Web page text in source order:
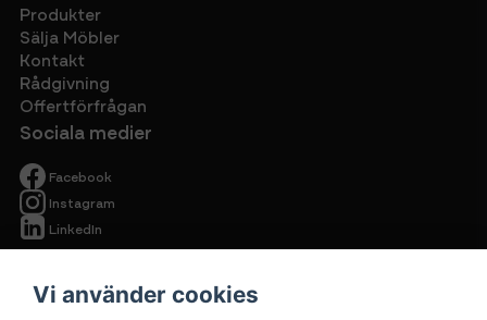
Produkter
Sälja Möbler
Kontakt
Rådgivning
Offertförfrågan
Sociala medier
Facebook
Instagram
LinkedIn
Vi använder cookies